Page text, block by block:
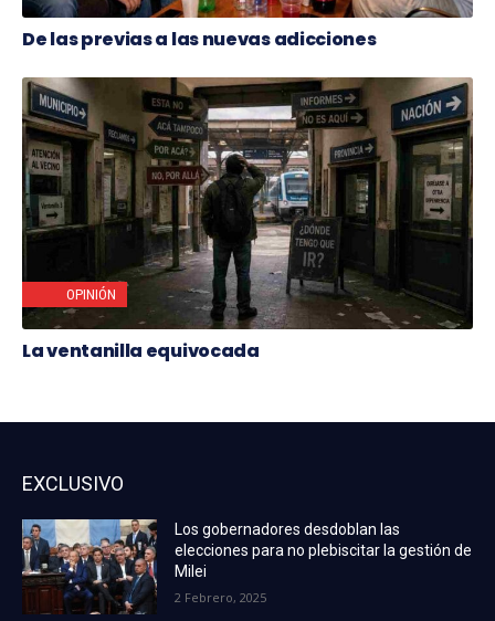
De las previas a las nuevas adicciones
OPINIÓN
La ventanilla equivocada
EXCLUSIVO
Los gobernadores desdoblan las
elecciones para no plebiscitar la gestión de
Milei
2 Febrero, 2025